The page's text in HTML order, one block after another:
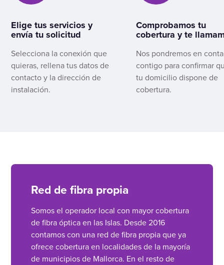
Elige tus servicios y
envía tu solicitud
Selecciona la conexión que
quieras, rellena tus datos de
contacto y la dirección de
instalación.
Comprobamos tu
cobertura y te
Nos pondremos en
contigo para confirmar
tu domicilio dispone de
cobertura.
Red de fibra propia
Somos el operador local con mayor cobertura
de fibra óptica en las Islas. Desde 2016
contamos con una red de fibra propia que ya
ofrece cobertura en localidades de la mayoría
de municipios de Mallorca. En el resto de